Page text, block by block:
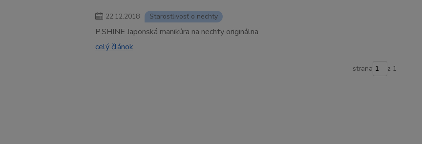
22.12.2018 Starostlivosť o nechty
P.SHINE Japonská manikúra na nechty originálna
celý článok
strana z 1